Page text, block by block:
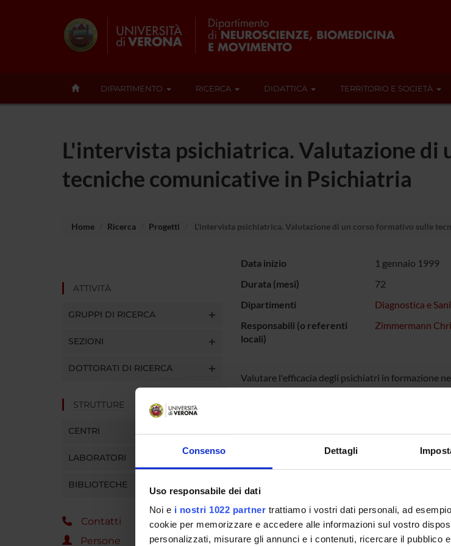
Consenso Dettagli
Uso responsabile dei dati
Noi e i nostri 1022 partner trattiamo i vostri dati personali, ad
cookie per memorizzare e accedere alle informazioni sul vostro
personalizzati, misurare gli annunci e i contenuti, ricercare il pubblico
DIPARTIMENTO RICERCA DIDATTICA TERRITORIO E SOCIETÀ
L'intervista psichiatrica. Valutazione di
tecniche comunicative in Psichiatria
Home Ricerca Progetti L'intervista psichiatrica. Valutazione di un corso formativo sulle
ATTIVITÀ
GRUPPI DI RICERCA
SEZIONI
DOTTORATI DI RICERCA
STRUTTURE
CENTRI
LABORATORI
BIBLIOTECHE
Contatti
Persone
Data inizio
1 gennaio 1999
Durata (mesi)
72
Dipartimenti
Diagnostica e
Responsabili (o referenti
locali)
Zimmermann
Valutare l'efficacia degli psichiatri in formazione
tecniche comunicative centrate sul paziente.
20 Specializzandi in Psichiatria per un totale di
Verona Psychiatric Interview Classification
Intervento formativo
Corso di 16 ore, che comprende esercizi pratici,
Lidia Del Piccolo Professore